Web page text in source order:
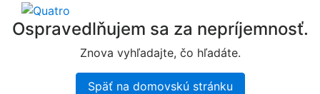
Ospravedlňujem sa za nepríjemnosť.
Znova vyhľadajte, čo hľadáte.
Späť na domovskú stránku